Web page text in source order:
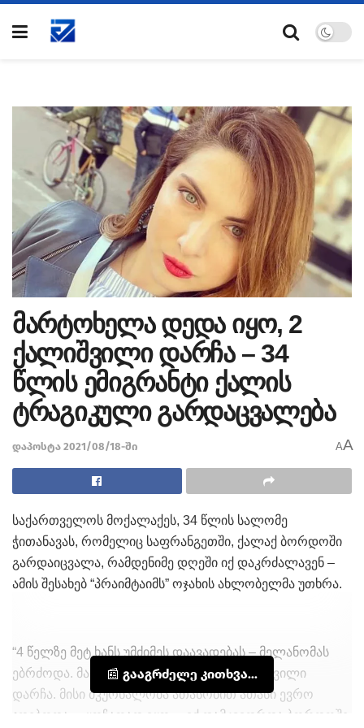
მარტოხელა დედა იყო, 2
ქალიშვილი დარჩა – 34
წლის ემიგრანტი ქალის
ტრაგიკული გარდაცვალება
დაპოსტა 2021/08/18-ში AA
საქართველოს მოქალაქეს, 34 წლის სალომე
ჭითანავას, რომელიც საფრანგეთში, ქალაქ ბორდოში
გარდაიცვალა, რამდენიმე დღეში იქ დაკრძალავენ –
ამის შესახებ “პრაიმტაიმს” ოჯახის ახლობელმა უთხრა.
“4 წელზე მეტ ხანს უმძიმეს დაავადებას – მელანომას
ებრძოდა. მარტოხელა დედა იყო, 2 ქალიშვილი
დარჩა. მისი მკურნალობა ათასობით ათასი ევრო
ჯდებოდა… ყოჩაღად იყო… იქ დამკვიდრდა ბორდოში.
📰 გააგრძელე კითხვა...